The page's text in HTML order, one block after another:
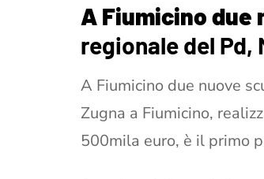
A Fiumicino due
regionale del Pd,
A Fiumicino due nuove
Zugna a Fiumicino,
500mila euro, è il primo